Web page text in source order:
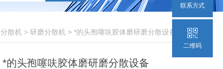
分散机 > 研磨分散机 > *的头孢噻呋胶体磨研磨分散设备
*的头孢噻呋胶体磨研磨分散设备
联系方式
二维码